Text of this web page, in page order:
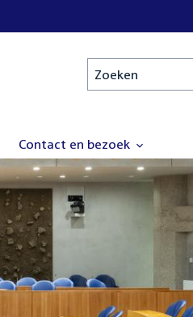
Zoeken
Contact en bezoek